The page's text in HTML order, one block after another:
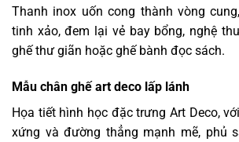
Thanh inox uốn cong thành vòng
tinh xảo, đem lại vẻ bay bổng, nghệ
ghế thư giãn hoặc ghế bành đọc sách.
Mẫu chân ghế art deco lấp lánh
Họa tiết hình học đặc trưng Art Deco,
xứng và đường thẳng mạnh mẽ, phủ